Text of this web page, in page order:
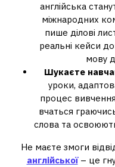
англійська
міжнародних
пише ділові
реальні кейси
мову
Шукаєте
уроки,
процес
вчаться
слова та
Не маєте змоги
англійської– це